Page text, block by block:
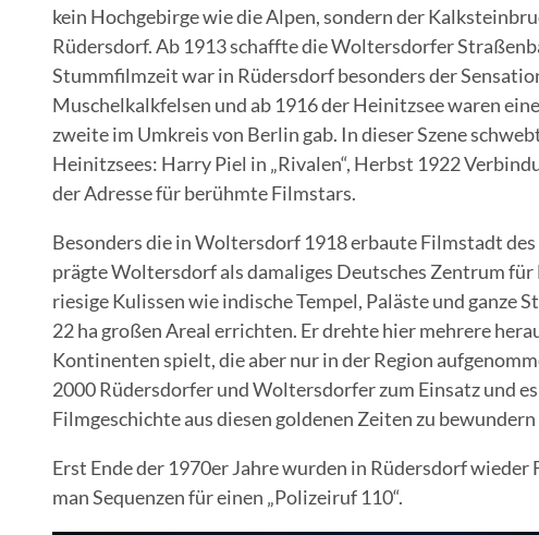
kein Hochgebirge wie die Alpen, sondern der
Rüdersdorf. Ab 1913 schaffte die Woltersdorfer
Stummfilmzeit war in Rüdersdorf besonders der
Muschelkalkfelsen und ab 1916 der Heinitzsee waren
zweite im Umkreis von Berlin gab. In dieser Szene
Heinitzsees: Harry Piel in „Rivalen“, Herbst 1922
der Adresse für berühmte Filmstars.
Besonders die in Woltersdorf 1918 erbaute Filmstadt
prägte Woltersdorf als damaliges Deutsches Zentrum
riesige Kulissen wie indische Tempel, Paläste und ganze
22 ha großen Areal errichten. Er drehte hier mehrere
Kontinenten spielt, die aber nur in der Region
2000 Rüdersdorfer und Woltersdorfer zum Einsatz und
Filmgeschichte aus diesen goldenen Zeiten zu
Erst Ende der 1970er Jahre wurden in Rüdersdorf
man Sequenzen für einen „Polizeiruf 110“.